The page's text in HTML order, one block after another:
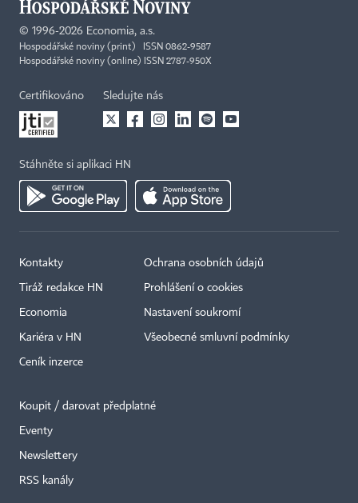
© 1996-2026 Economia, a.s.
Hospodářské noviny (print) ISSN 0862-9587
Hospodářské noviny (online) ISSN 2787-950X
Certifikováno Sledujte nás
Stáhněte si aplikaci HN
Kontakty
Tiráž redakce HN
Economia
Kariéra v HN
Ceník inzerce
Ochrana osobních údajů
Prohlášení o cookies
Nastavení soukromí
Všeobecné smluvní podmínky
Koupit / darovat předplatné
Eventy
Newslettery
RSS kanály